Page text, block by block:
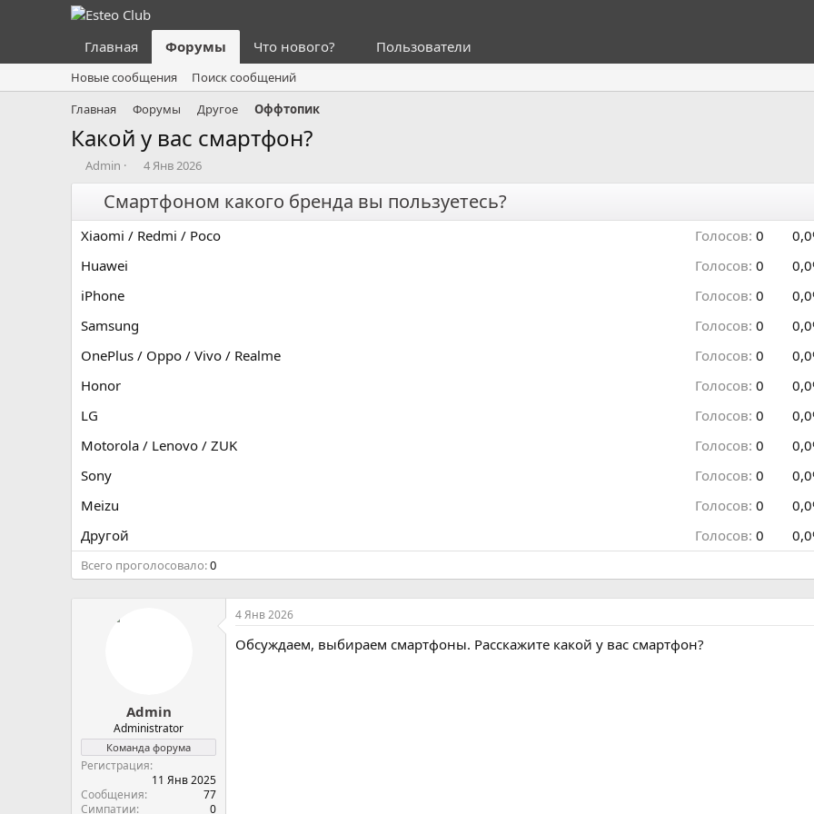
Главная Форумы Что нового? Пользователи
Новые сообщения
Поиск сообщений
Главная
Форумы Другое Оффтопик
Какой у вас смартфон?
А
в
р
т
е
ы
Admin
Д
а
т
а
н
а
4 Янв 2026
Смартфоном какого бренда вы пользуетесь?
Xiaomi / Redmi / Poco Голосов: 0
Huawei
Голосов: 0
iPhone
Голосов: 0
Samsung
Голосов: 0
OnePlus / Oppo / Vivo / Realme
Голосов: 0
Honor
Голосов: 0
LG
Голосов: 0
Motorola / Lenovo / ZUK
Голосов: 0
Sony
Голосов: 0
Meizu
Голосов: 0
Другой
Голосов: 0
Всего проголосовало 0
Admin
Administrator
Команда форума
Регистрация
11 Янв 2025
Сообщения
77
Симпатии
0
4 Янв 2026
Обсуждаем, выбираем смартфоны. Расскажите какой у вас смартфон?